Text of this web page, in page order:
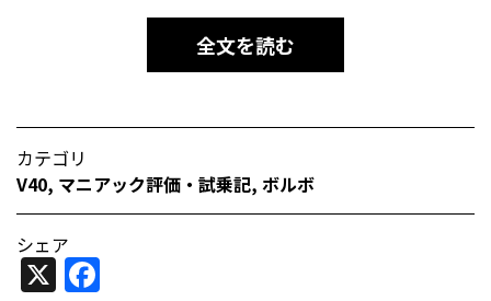
全文を読む
カテゴリ
V40, マニアック評価・試乗記, ボルボ
シェア
X